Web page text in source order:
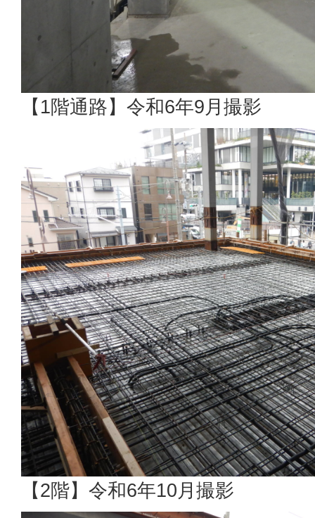
【1階通路】令和6年9月撮影
【2階】令和6年10月撮影